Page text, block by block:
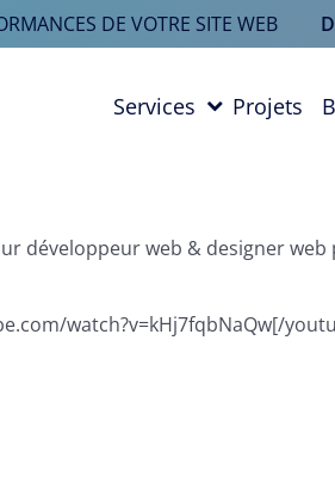
DE VOTRE SITE WEB
Services Projets
développeur web & designer
watch?v=kHj7fqbNaQw[/